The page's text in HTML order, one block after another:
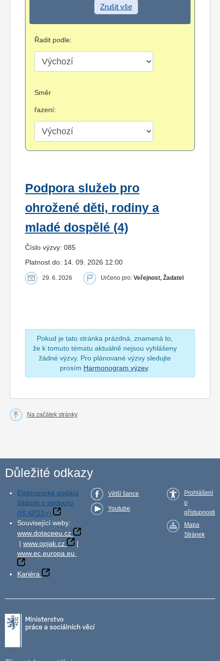
Zrušit vše
Řadit podle:
Směr
řazení:
Podpora služeb pro
ohrožené děti, rodiny a
mladé dospělé (4)
Číslo výzvy: 085
Platnost do: 14. 09. 2026 12:00
29. 6. 2026 Určeno pro: Veřejnost, Žadatel
Pokud je tato stránka prázdná, znamená to,
že k tomuto tématu aktuálně nejsou vyhlášeny
žádné výzvy. Pro plánované výzvy sledujte
prosím Harmonogram výzev.
Na začátek stránky
Důležité odkazy
Elektronické podání
žádosti o podporu
(IS KP21+)
Související weby:
www.dotaceeu.cz
| www.opjak.cz
|
www.ec.europa.eu
Kariéra
Větší šance
Youtube
Prohlášení
o
přístupnosti
Mapa
Stránek